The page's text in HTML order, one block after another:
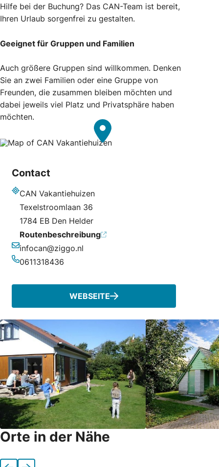
Hilfe bei der Buchung? Das CAN-Team ist bereit,
Ihren Urlaub sorgenfrei zu gestalten.
Geeignet für Gruppen und Familien
Auch größere Gruppen sind willkommen. Denken
Sie an zwei Familien oder eine Gruppe von
Freunden, die zusammen bleiben möchten und
dabei jeweils viel Platz und Privatsphäre haben
möchten.
Contact
CAN Vakantiehuizen
Texelstroomlaan 36
1784 EB Den Helder
Routenbeschreibung
E-Mail-Adresse
infocan@ziggo.nl
0611318436
WEBSEITE
Orte in der Nähe